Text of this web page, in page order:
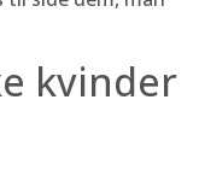
kvinder